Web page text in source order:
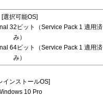
[選択可能OS]
32ビット（Service Pack 1 適用済
み）
64ビット（Service Pack 1 適用済
み）
インストールOS]
10 Pro